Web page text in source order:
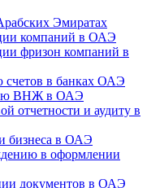
Эмиратах
компаний в ОАЭ
фризон компаний в
счетов в банках ОАЭ
ВНЖ в ОАЭ
отчетности и аудиту в
бизнеса в ОАЭ
в оформлении
документов в ОАЭ